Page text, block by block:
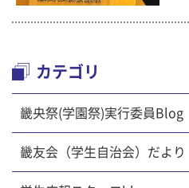
カテゴリ
畿央祭(学園祭)実行委員Blog
畿友会（学生自治会）だより